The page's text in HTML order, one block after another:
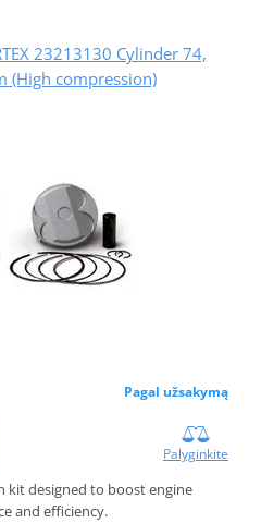
23213130 Cylinder 74,
(High compression)
Pagal užsakymą
Palyginkite
kit designed to boost engine
and efficiency.